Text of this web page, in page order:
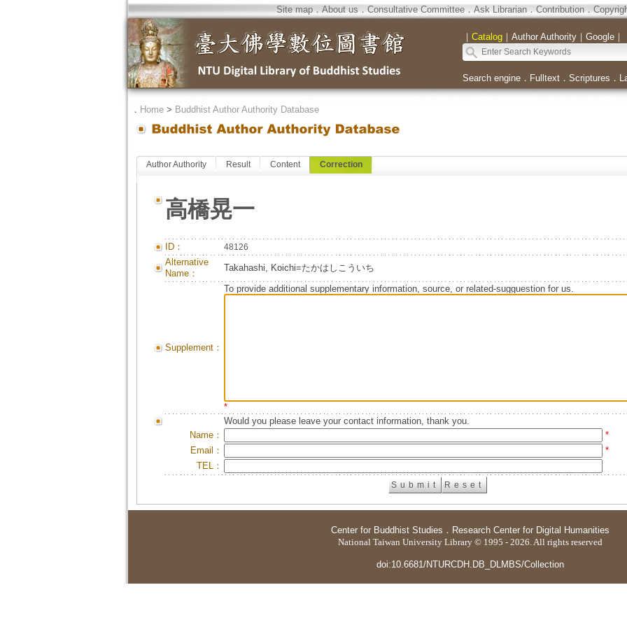
Site map．About us．Consultative Committee．Ask Librarian．Contribution．
｜ Catalog｜ Author Authority｜ Google｜
Search engine． Fulltext． Scriptures ．
． Home> Buddhist Author Authority Database
Author Authority Result Content Correction
高橋晃一
ID： 48126
Alternative
Name：
Takahashi, Koichi=たかはしこういち
Supplement：
To provide additional supplementary information, source, or related-sugguestion for us.
*
Would you please leave your contact information, thank you.
Name：
*
Email：
*
TEL：
Center for Buddhist Studies ． Research Center for Digital Humanities
National Taiwan University Library © 1995 - 2026. All rights reserved
doi:10.6681/NTURCDH.DB_DLMBS/Collection